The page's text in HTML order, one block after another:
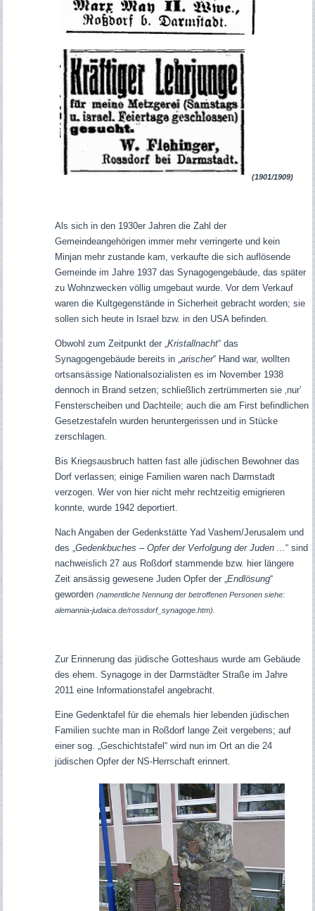
(1901/1909)
Als sich in den 1930er Jahren die Zahl der
Gemeindeangehörigen immer mehr verringerte und kein
Minjan mehr zustande kam, verkaufte die sich auflösende
Gemeinde im Jahre 1937 das Synagogengebäude, das später
zu Wohnzwecken völlig umgebaut wurde. Vor dem Verkauf
waren die Kultgegenstände in Sicherheit gebracht worden; sie
sollen sich heute in Israel bzw. in den USA befinden.
Obwohl zum Zeitpunkt der „Kristallnacht“ das
Synagogengebäude bereits in „arischer“ Hand war, wollten
ortsansässige Nationalsozialisten es im November 1938
dennoch in Brand setzen; schließlich zertrümmerten sie ‚nur’
Fensterscheiben und Dachteile; auch die am First befindlichen
Gesetzestafeln wurden heruntergerissen und in Stücke
zerschlagen.
Bis Kriegsausbruch hatten fast alle jüdischen Bewohner das
Dorf verlassen; einige Familien waren nach Darmstadt
verzogen. Wer von hier nicht mehr rechtzeitig emigrieren
konnte, wurde 1942 deportiert.
Nach Angaben der Gedenkstätte Yad Vashem/Jerusalem und
des „Gedenkbuches – Opfer der Verfolgung der Juden ...“ sind
nachweislich 27 aus Roßdorf stammende bzw. hier längere
Zeit ansässig gewesene Juden Opfer der „Endlösung“
geworden (namentliche Nennung der betroffenen Personen siehe:
alemannia-judaica.de/rossdorf_synagoge.htm).
Zur Erinnerung das jüdische Gotteshaus wurde am Gebäude
des ehem. Synagoge in der Darmstädter Straße im Jahre
2011 eine Informationstafel angebracht.
Eine Gedenktafel für die ehemals hier lebenden jüdischen
Familien suchte man in Roßdorf lange Zeit vergebens; auf
einer sog. „Geschichtstafel“ wird nun im Ort an die 24
jüdischen Opfer der NS-Herrschaft erinnert.